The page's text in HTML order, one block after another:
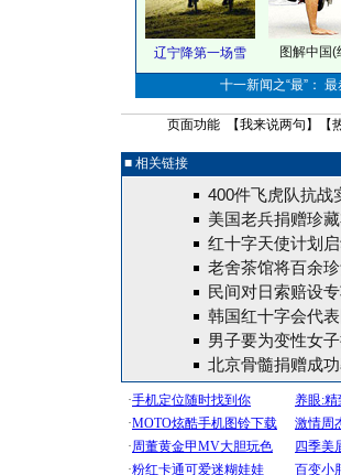
辽宁降第一场雪 图解中国(
十一新闻之“最”：
页面功能 【我来说两句 】【
■ 相关链接
400件飞虎队抗战
美国老兵捐赠珍
红十字天使计划
老舍茶馆将百余
民间对日索赔设
韩国红十字会代
男子要为变性女
北京骨髓捐赠成